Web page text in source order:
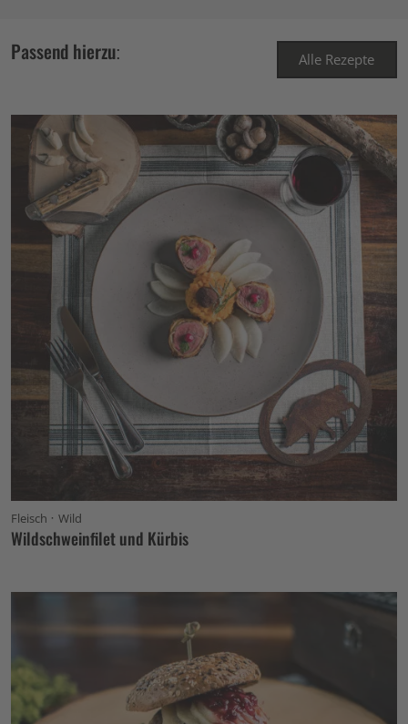
Passend hierzu: Alle Rezepte
Fleisch · Wild
Wildschweinfilet und Kürbis